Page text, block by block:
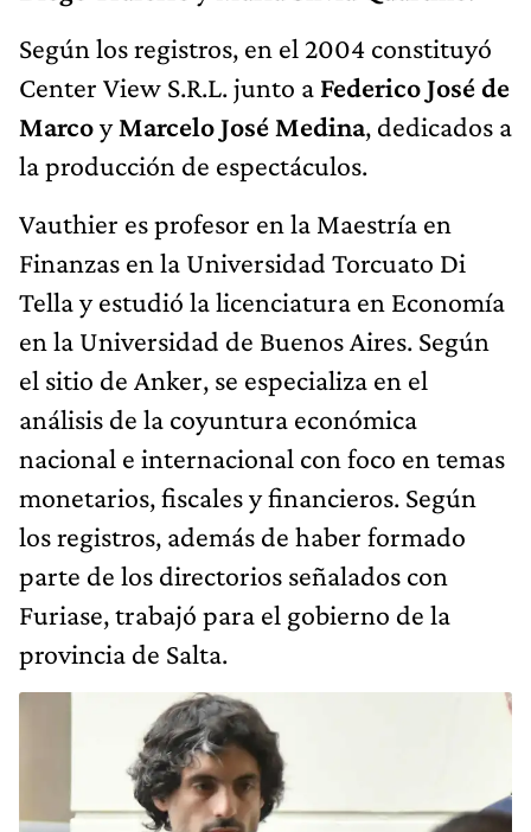
Según los registros, en el 2004 constituyó
Center View S.R.L. junto a Federico José de
MarcoyMarcelo José Medina, dedicados a
la producción de espectáculos.
Vauthier es profesor en la Maestría en
Finanzas en la Universidad Torcuato Di
Tella y estudió la licenciatura en Economía
en la Universidad de Buenos Aires. Según
el sitio de Anker, se especializa en el
análisis de la coyuntura económica
nacional e internacional con foco en temas
monetarios, fiscales y financieros. Según
los registros, además de haber formado
parte de los directorios señalados con
Furiase, trabajó para el gobierno de la
provincia de Salta.